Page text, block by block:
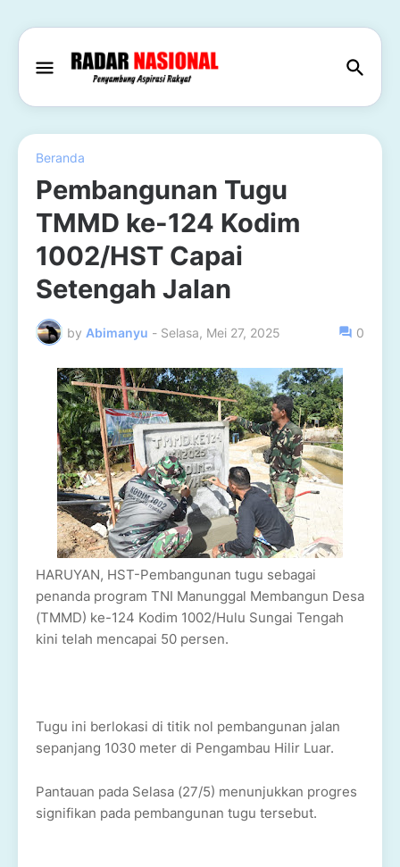
Beranda
Pembangunan Tugu
TMMD ke-124 Kodim
1002/HST Capai
Setengah Jalan
by Abimanyu - Selasa, Mei 27, 2025 0
HARUYAN, HST-Pembangunan tugu sebagai
penanda program TNI Manunggal Membangun Desa
(TMMD) ke-124 Kodim 1002/Hulu Sungai Tengah
kini telah mencapai 50 persen.
Tugu ini berlokasi di titik nol pembangunan jalan
sepanjang 1030 meter di Pengambau Hilir Luar.
Pantauan pada Selasa (27/5) menunjukkan progres
signifikan pada pembangunan tugu tersebut.